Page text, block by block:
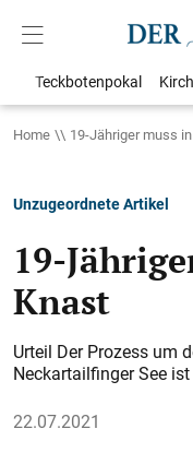
Teckbotenpokal
Home 19-Jähriger muss
Unzugeordnete Artikel
19-
Knast
Urteil Der Prozess um
Neckartailfinger See
22.07.2021